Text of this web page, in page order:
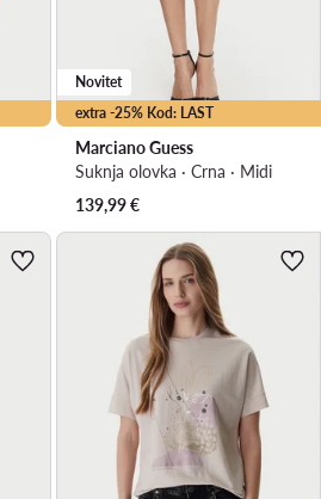
extra -25% Kod: LAST
Novitet
Marciano Guess
Suknja olovka · Crna · Midi
139,99€